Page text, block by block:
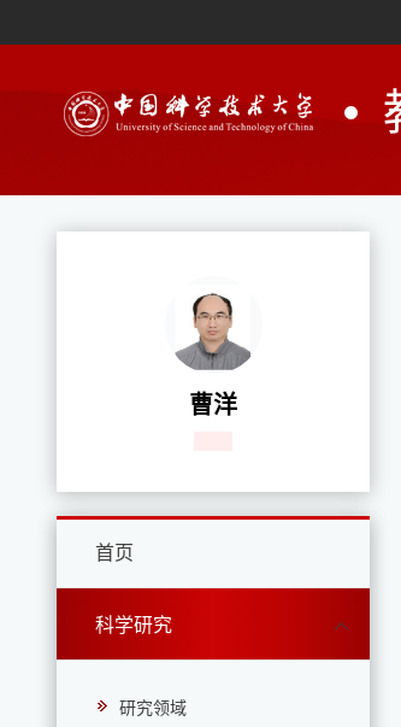
曹洋
首页
科学研究
研究领域